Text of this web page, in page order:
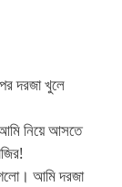
দরজা খুলে
নিয়ে আসতে
আমি দরজা